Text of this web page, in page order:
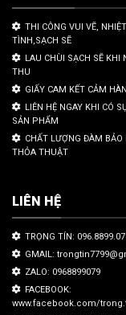
THI CÔNG VUI VẼ, NHIỆT
TÌNH,SẠCH SẼ
LAU CHÙI SẠCH SẼ KHI
THU
GIẤY CAM KẾT CẢM
LIÊN HỆ NGAY KHI CÓ
SẢN PHẨM
CHẤT LƯỢNG ĐÀM BẢO
THỎA THUẬT
LIÊN HỆ
TRỌNG TÍN:
GMAIL:
ZALO: 0968899079
FACEBOOK:
www.facebook.com/